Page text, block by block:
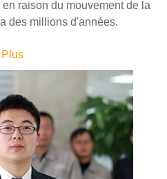
raison du mouvement de la
des millions d'années.
Plus